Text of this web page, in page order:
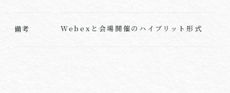
備考 Webexと会場開催のハイブリット形式